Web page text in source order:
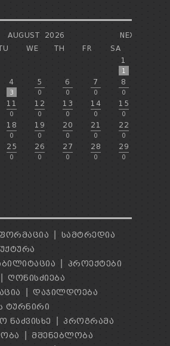
NEXT
AUGUST
2026
WE TH FR
SA
1
1
4
3
5
0
6
0
7
0
8
0
11
0
12
0
13
0
14
0
15
0
18
0
19
0
20
0
21
0
22
0
25
0
26
0
27
0
28
0
29
0
ᲡᲐᲛᲢᲠᲔᲓᲘᲐ
ᲞᲠᲝᲔᲥᲢᲔᲑᲘ
ᲦᲝᲜᲘᲡᲫᲘᲔᲑᲐ
ᲓᲐᲯᲘᲚᲓᲝᲔᲑᲐ
ᲢᲣᲠᲜᲘᲠᲘ
ᲜᲐᲫᲕᲘᲡᲮᲔ
ᲞᲠᲝᲒᲠᲐᲛᲐ
ᲛᲨᲔᲜᲔᲑᲚᲝᲑᲐ